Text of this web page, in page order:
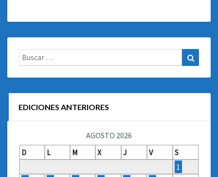
Buscar:
EDICIONES ANTERIORES
AGOSTO 2026
D
L M X J V
S
1